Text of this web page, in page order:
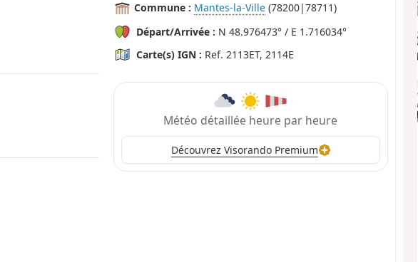
Commune : Mantes-la-Ville (78200|78711)
Départ/Arrivée : N 48.976473° / E 1.716034°
Carte(s) IGN : Ref. 2113ET, 2114E
Météo détaillée heure par heure
Découvrez Visorando Premium